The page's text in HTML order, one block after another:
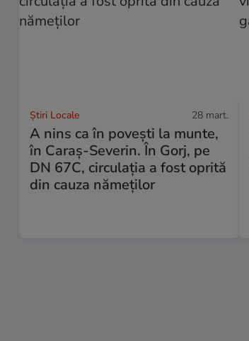
Știri Locale 28 mart.
A nins ca în povești la munte,
în Caraș-Severin. În Gorj, pe
DN 67C, circulația a fost oprită
din cauza nămeților